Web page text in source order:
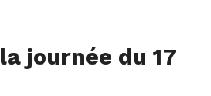
journée du 17